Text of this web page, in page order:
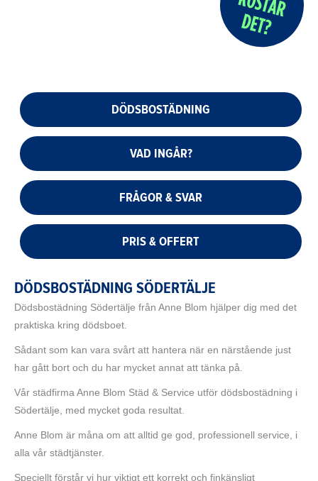
DÖDSBOSTÄDNING
VAD INGÅR?
FRÅGOR & SVAR
PRIS & OFFERT
DÖDSBOSTÄDNING SÖDERTÄLJE
Dödsbostädning Södertälje från Anne Blom hjälper dig med det
praktiska kring dödsboet.
Sådant som kan vara svårt att hantera när en närstående just
har gått bort och du har mycket annat att tänka på.
Vår städfirma Anne Blom Städ & Service utför dödsbostädning i
Södertälje, med mycket goda resultat.
Anne Blom är måna om att alltid ge god, professionell service, i
alla vår städtjänster.
Speciellt förstår vi hur viktigt ett korrekt och finkänsligt